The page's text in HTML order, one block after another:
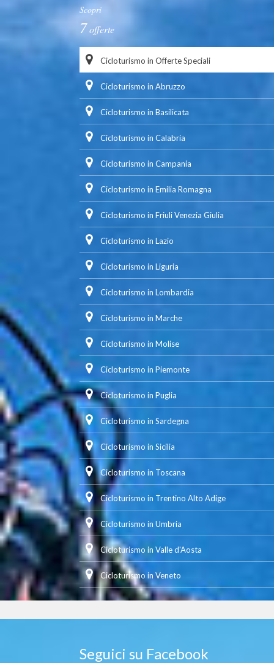
Scopri
7offerte
Cicloturismo in Offerte Speciali
Cicloturismo in Abruzzo
Cicloturismo in Basilicata
Cicloturismo in Calabria
Cicloturismo in Campania
Cicloturismo in Emilia Romagna
Cicloturismo in Friuli Venezia Giulia
Cicloturismo in Lazio
Cicloturismo in Liguria
Cicloturismo in Lombardia
Cicloturismo in Marche
Cicloturismo in Molise
Cicloturismo in Piemonte
Cicloturismo in Puglia
Cicloturismo in Sardegna
Cicloturismo in Sicilia
Cicloturismo in Toscana
Cicloturismo in Trentino Alto Adige
Cicloturismo in Umbria
Cicloturismo in Valle d'Aosta
Cicloturismo in Veneto
Seguici su Facebook